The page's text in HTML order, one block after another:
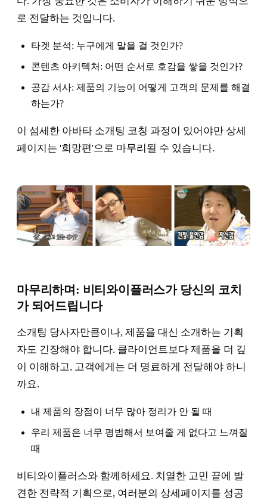
로 전달하는 것입니다.
타겟 분석: 누구에게 말을 걸 것인가?
콘텐츠 아키텍처: 어떤 순서로 호감을 쌓을 것인가?
공감 서사: 제품의 기능이 어떻게 고객의 문제를 해결
하는가?
이 섬세한 아바타 소개팅 코칭 과정이 있어야만 상세
페이지는 '희망편'으로 마무리될 수 있습니다.
마무리하며: 비티와이플러스가 당신의 코치
가 되어드립니다
소개팅 당사자만큼이나, 제품을 대신 소개하는 기획
자도 긴장해야 합니다. 클라이언트보다 제품을 더 깊
이 이해하고, 고객에게는 더 명료하게 전달해야 하니
까요.
내 제품의 장점이 너무 많아 정리가 안 될 때
우리 제품은 너무 평범해서 보여줄 게 없다고 느껴질
때
비티와이플러스와 함께하세요. 치열한 고민 끝에 발
견한 전략적 기획으로, 여러분의 상세페이지를 성공